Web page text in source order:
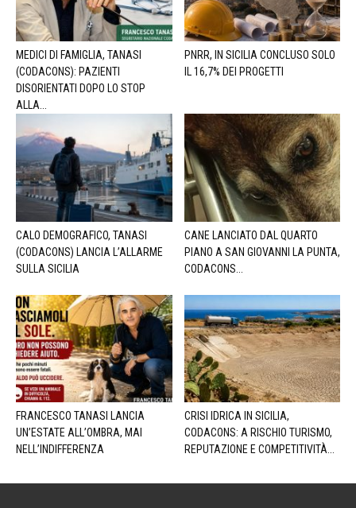
MEDICI DI FAMIGLIA, TANASI
(CODACONS): PAZIENTI
DISORIENTATI DOPO LO STOP
ALLA...
PNRR, IN SICILIA CONCLUSO SOLO
IL 16,7% DEI PROGETTI
CALO DEMOGRAFICO, TANASI
(CODACONS) LANCIA L’ALLARME
SULLA SICILIA
CANE LANCIATO DAL QUARTO
PIANO A SAN GIOVANNI LA PUNTA,
CODACONS...
FRANCESCO TANASI LANCIA
UN’ESTATE ALL’OMBRA, MAI
NELL’INDIFFERENZA
CRISI IDRICA IN SICILIA,
CODACONS: A RISCHIO TURISMO,
REPUTAZIONE E COMPETITIVITÀ...